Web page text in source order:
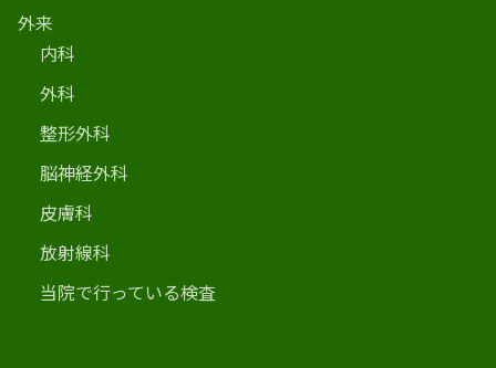
外来
内科
外科
整形外科
脳神経外科
皮膚科
放射線科
当院で行っている検査